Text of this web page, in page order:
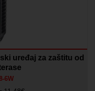
uređaj za zaštitu od
6W